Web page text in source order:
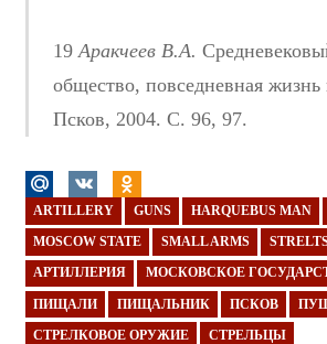
19Аракчеев В.А.
общество, повседневная
Псков, 2004. С. 96, 97.
ARTILLERY GUNS HARQUEBUS MAN
MOSCOW STATE SMALL ARMS
АРТИЛЛЕРИЯ МОСКОВСКОЕ
ПИЩАЛИ ПИЩАЛЬНИК ПСКОВ
СТРЕЛКОВОЕ ОРУЖИЕ СТРЕЛЬЦЫ